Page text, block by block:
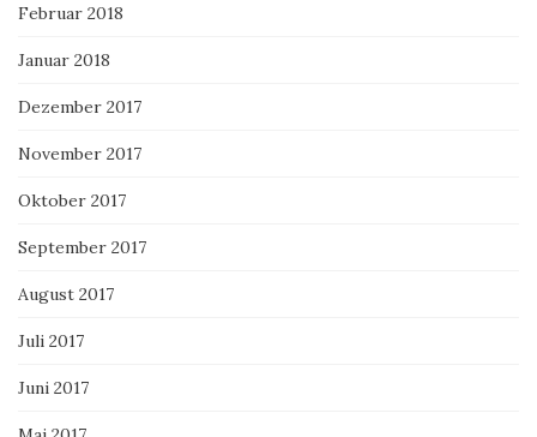
Februar 2018
Januar 2018
Dezember 2017
November 2017
Oktober 2017
September 2017
August 2017
Juli 2017
Juni 2017